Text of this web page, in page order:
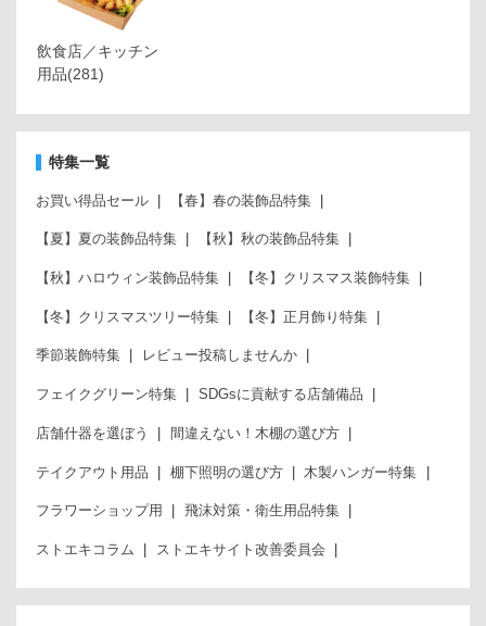
飲食店／キッチン
用品(281)
特集一覧
お買い得品セール 【春】春の装飾品特集
【夏】夏の装飾品特集 【秋】秋の装飾品特集
【秋】ハロウィン装飾品特集 【冬】クリスマス装飾特集
【冬】クリスマスツリー特集 【冬】正月飾り特集
季節装飾特集 レビュー投稿しませんか
フェイクグリーン特集 SDGsに貢献する店舗備品
店舗什器を選ぼう 間違えない！木棚の選び方
テイクアウト用品 棚下照明の選び方 木製ハンガー特集
フラワーショップ用 飛沫対策・衛生用品特集
ストエキコラム ストエキサイト改善委員会